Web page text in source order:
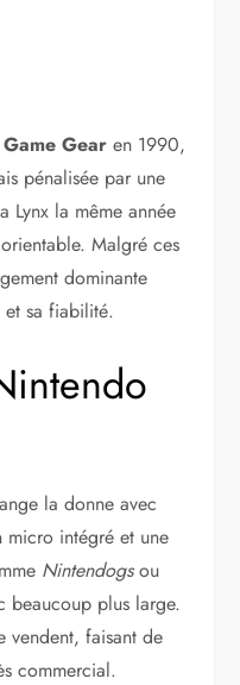
Game Gear en 1990,
pénalisée par une
Lynx la même année
Malgré ces
dominante
sa fiabilité.
la donne avec
micro intégré et une
Nintendogsou
plus large.
vendent, faisant de
commercial.